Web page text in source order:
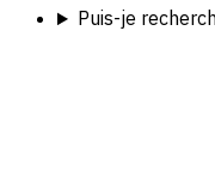
Puis-je